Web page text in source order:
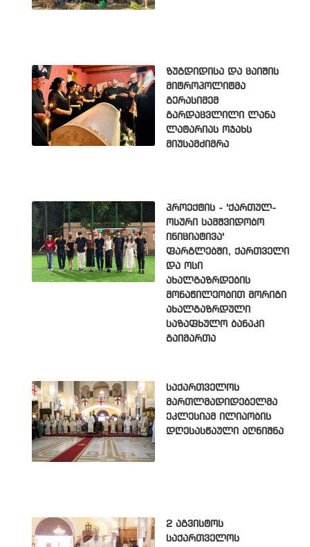
ზუგდიდისა და ცაიშის
მიტროპოლიტმა
გერასიმემ
გარდაცვლილი ლანა
ლატარიას ოჯახს
მიუსამძიმრა
პროექტის - 'ქართულ-
ოსური სამშვიდობო
ინიციატივა'
ფარგლებში, ქართველი
და ოსი
ახალგაზრდების
მონაწილეობით მორიგი
ახალგაზრდული
საზაფხულო ბანაკი
გაიმართა
საქართველოს
მართლმადიდებელმა
ეკლესიამ ილიაობის
დღესასწაული აღნიშნა
2 აგვისტოს
საქართველოს